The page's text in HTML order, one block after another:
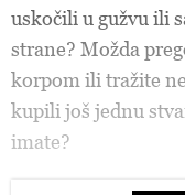
uskočili u gužvu ili
strane? Možda
korpom ili tražite
kupili još jednu
imate?